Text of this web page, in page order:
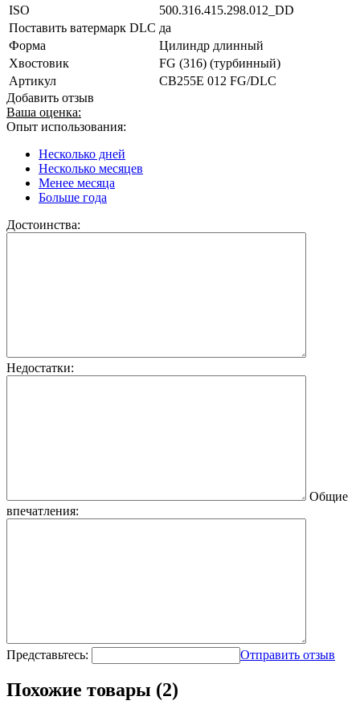
ISO
500.316.415.298.012_DD
Поставить ватермарк DLC да
Форма
Цилиндр длинный
Хвостовик
FG (316) (турбинный)
Артикул
CB255E 012 FG/DLC
Добавить отзыв
Ваша оценка:
Опыт использования:
Несколько дней
Несколько месяцев
Менее месяца
Больше года
Достоинства:
Недостатки:
Общие
впечатления:
Представьтесь: Отправить отзыв
Похожие товары (2)